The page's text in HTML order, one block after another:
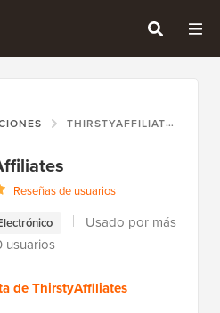
THIRSTYAFFILIATES
Reseñas de usuarios
Usado por más
usuarios
de ThirstyAffiliates